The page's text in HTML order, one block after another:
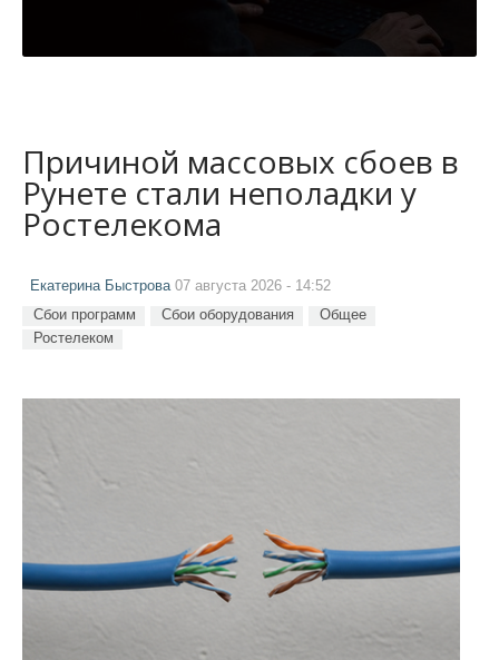
Причиной массовых сбоев в
Рунете стали неполадки у
Ростелекома
Екатерина Быстрова07 августа 2026 - 14:52
Сбои программ Сбои оборудования
Общее
Ростелеком